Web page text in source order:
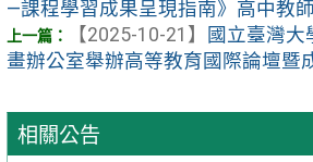
相關公告
—課程學習成果呈現指南》高中教
【2025-10-21】
國立臺灣大
畫辦公室舉辦高等教育國際論壇暨